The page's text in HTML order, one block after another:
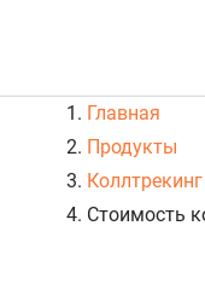
Главная
Продукты
Коллтрекинг
Стоимость